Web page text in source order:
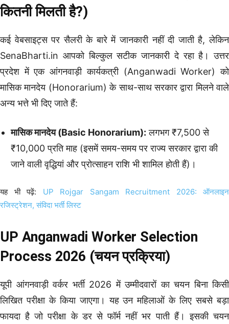
कितनी मिलती है?)
कई वेबसाइट्स पर सैलरी के बारे में जानकारी नहीं दी जाती है, लेकिन
SenaBharti.in आपको बिल्कुल सटीक जानकारी दे रहा है। उत्तर
प्रदेश में एक आंगनवाड़ी कार्यकत्री (Anganwadi Worker) को
मासिक मानदेय (Honorarium) के साथ-साथ सरकार द्वारा मिलने वाले
अन्य भत्ते भी दिए जाते हैं:
मासिक मानदेय (Basic Honorarium): लगभग ₹7,500 से
₹10,000 प्रति माह (इसमें समय-समय पर राज्य सरकार द्वारा की
जाने वाली वृद्धियां और प्रोत्साहन राशि भी शामिल होती हैं)।
यह भी पढ़ें: UP Rojgar Sangam Recruitment 2026: ऑनलाइन
रजिस्ट्रेशन, संविदा भर्ती लिस्ट
UP Anganwadi Worker Selection
Process 2026 (चयन प्रक्रिया)
यूपी आंगनवाड़ी वर्कर भर्ती 2026 में उम्मीदवारों का चयन बिना किसी
लिखित परीक्षा के किया जाएगा। यह उन महिलाओं के लिए सबसे बड़ा
फायदा है जो परीक्षा के डर से फॉर्म नहीं भर पाती हैं। इसकी चयन